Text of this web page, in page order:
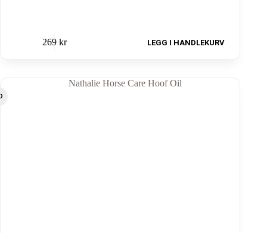
269 kr LEGG I HANDLEKURV